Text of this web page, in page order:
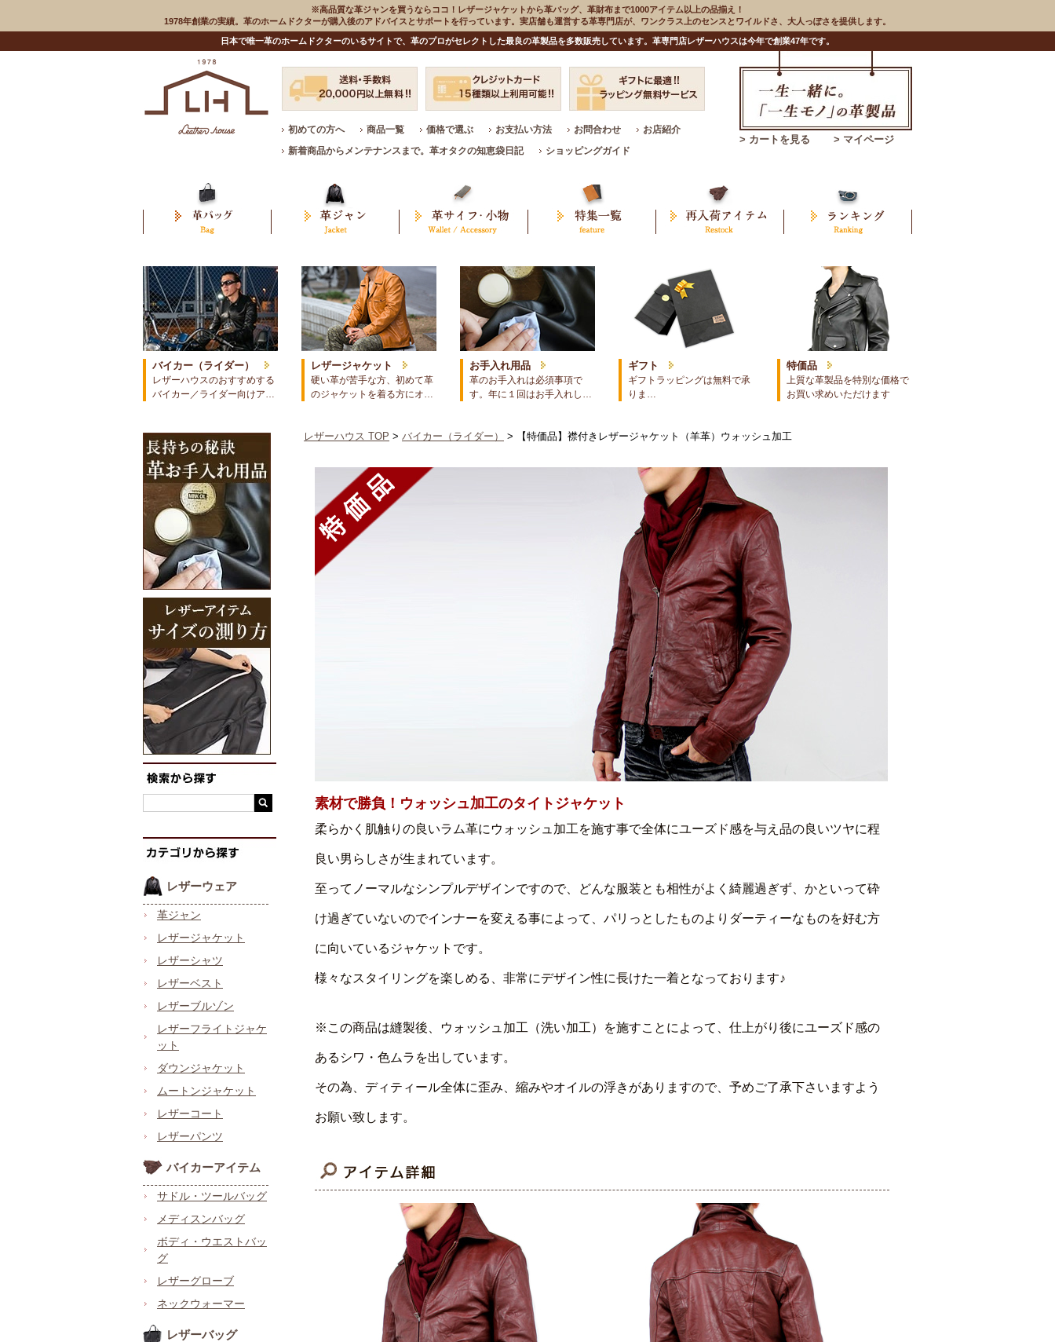
※高品質な革ジャンを買うならココ！レザージャケットから革バッグ、革財布まで1000アイテム以上の品揃え！
1978年創業の実績。革のホームドクターが購入後のアドバイスとサポートを行っています。実店舗も運営する革専門店が、ワンクラス上のセンスとワイルドさ、大人っぽさを提供します。
日本で唯一革のホームドクターのいるサイトで、革のプロがセレクトした最良の革製品を多数販売しています。革専門店レザーハウスは今年で創業47年です。
初めての方へ 商品一覧 価格で選ぶ お支払い方法 お問合わせ
お店紹介
新着商品からメンテナンスまで。革オタクの知恵袋日記
ショッピングガイド
> カートを見る > マイページ
バイカー（ライダー）
レザーハウスのおすすめする
バイカー／ライダー向けア…
レザージャケット
硬い革が苦手な方、初めて革
のジャケットを着る方にオ…
お手入れ用品
革のお手入れは必須事項で
す。年に１回はお手入れし…
ギフト
ギフトラッピングは無料で承
りま…
特価品
上質な革製品を特別な価格で
お買い求めいただけます
レザーウェア
革ジャン
レザージャケット
レザーシャツ
レザーベスト
レザーブルゾン
レザーフライトジャケ
ット
ダウンジャケット
ムートンジャケット
レザーコート
レザーパンツ
バイカーアイテム
サドル・ツールバッグ
メディスンバッグ
ボディ・ウエストバッ
グ
レザーグローブ
ネックウォーマー
レザーバッグ
レザーハウス TOP > バイカー（ライダー） > 【特価品】襟付きレザージャケット（羊革）ウォッシュ加工
素材で勝負！ウォッシュ加工のタイトジャケット
柔らかく肌触りの良いラム革にウォッシュ加工を施す事で全体にユーズド感を与え品の良いツヤに程
良い男らしさが生まれています。
至ってノーマルなシンプルデザインですので、どんな服装とも相性がよく綺麗過ぎず、かといって砕
け過ぎていないのでインナーを変える事によって、パリっとしたものよりダーティーなものを好む方
に向いているジャケットです。
様々なスタイリングを楽しめる、非常にデザイン性に長けた一着となっております♪
※この商品は縫製後、ウォッシュ加工（洗い加工）を施すことによって、仕上がり後にユーズド感の
あるシワ・色ムラを出しています。
その為、ディティール全体に歪み、縮みやオイルの浮きがありますので、予めご了承下さいますよう
お願い致します。